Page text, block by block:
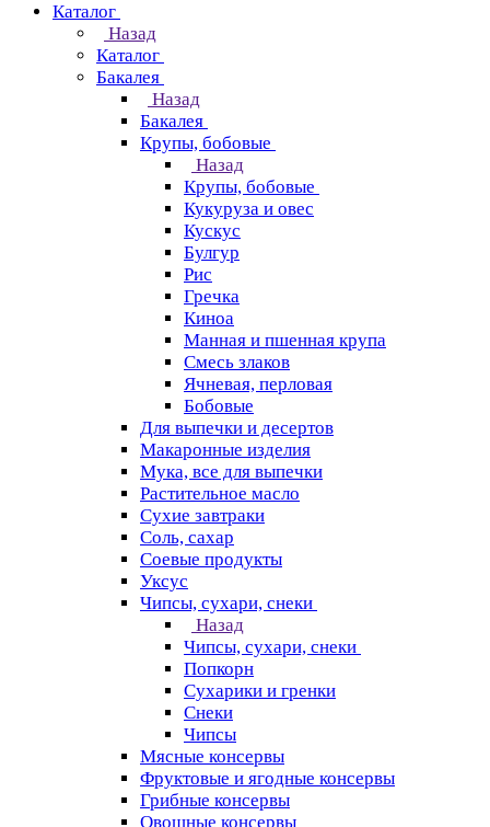
Каталог
Назад
Каталог
Бакалея
Назад
Бакалея
Крупы, бобовые
Назад
Крупы, бобовые
Кукуруза и овес
Кускус
Булгур
Рис
Гречка
Киноа
Манная и пшенная крупа
Смесь злаков
Ячневая, перловая
Бобовые
Для выпечки и десертов
Макаронные изделия
Мука, все для выпечки
Растительное масло
Сухие завтраки
Соль, сахар
Соевые продукты
Уксус
Чипсы, сухари, снеки
Назад
Чипсы, сухари, снеки
Попкорн
Сухарики и гренки
Снеки
Чипсы
Мясные консервы
Фруктовые и ягодные консервы
Грибные консервы
Овощные консервы